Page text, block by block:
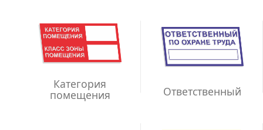
Категория
помещения Ответственный